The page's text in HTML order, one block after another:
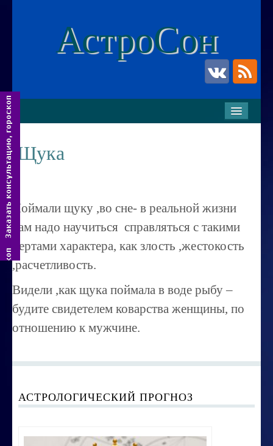
АстроСон
Услуги парапсихолога
Изготовление индивидуальных талисманов
Услуги астролога
Королевский гороскоп
Найти идеального партнера
Совместимость
Щука
Поймали щуку ,во сне- в реальной жизни
вам надо научиться справляться с такими
чертами характера, как злость ,жестокость
,расчетливость.
Видели ,как щука поймала в воде рыбу –
будите свидетелем коварства женщины, по
отношению к мужчине.
АСТРОЛОГИЧЕСКИЙ ПРОГНОЗ